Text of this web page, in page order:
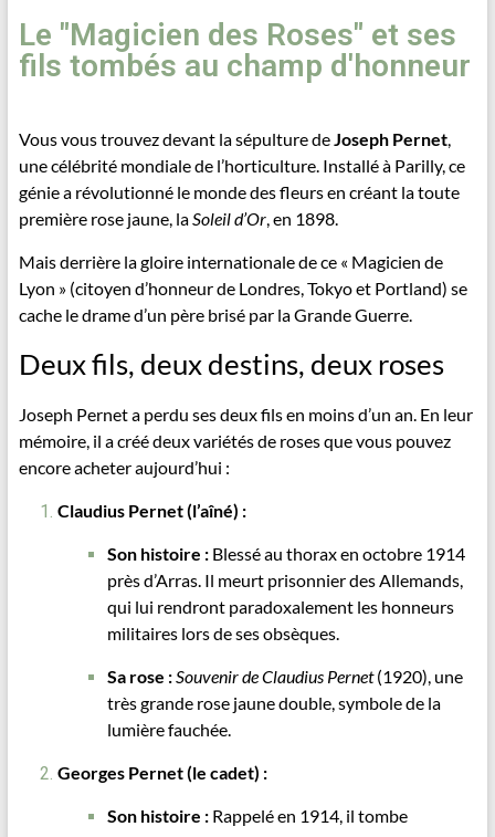
Le "Magicien des Roses" et ses
fils tombés au champ d'honneur
Vous vous trouvez devant la sépulture deJoseph Pernet,
une célébrité mondiale de l’horticulture. Installé à Parilly, ce
génie a révolutionné le monde des fleurs en créant la toute
première rose jaune, laSoleil d’Or, en 1898.
Mais derrière la gloire internationale de ce « Magicien de
Lyon » (citoyen d’honneur de Londres, Tokyo et Portland) se
cache le drame d’un père brisé par la Grande Guerre.
Deux fils, deux destins, deux roses
Joseph Pernet a perdu ses deux fils en moins d’un an. En leur
mémoire, il a créé deux variétés de roses que vous pouvez
encore acheter aujourd’hui :
Claudius Pernet (l’aîné) :
Son histoire :Blessé au thorax en octobre 1914
près d’Arras. Il meurt prisonnier des Allemands,
qui lui rendront paradoxalement les honneurs
militaires lors de ses obsèques.
Sa rose :Souvenir de Claudius Pernet(1920), une
très grande rose jaune double, symbole de la
lumière fauchée.
Georges Pernet (le cadet) :
Son histoire :Rappelé en 1914, il tombe